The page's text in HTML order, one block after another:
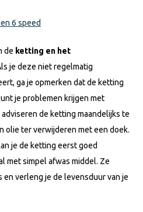
6 speed
de ketting en het
je deze niet regelmatig
ga je opmerken dat de ketting
je problemen krijgen met
de ketting maandelijks te
olie ter verwijderen met een doek.
je de ketting eerst goed
met simpel afwas middel. Ze
en verleng je de levensduur van je